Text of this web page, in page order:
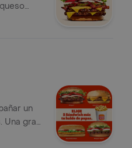
un
Una gran
2